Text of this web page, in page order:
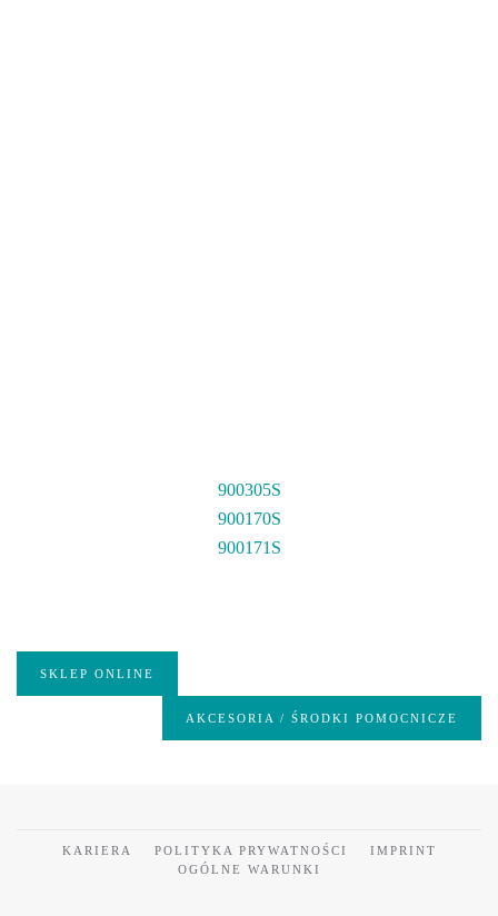
900305S
900170S
900171S
SKLEP ONLINE
AKCESORIA / ŚRODKI POMOCNICZE
KARIERA POLITYKA PRYWATNOŚCI
IMPRINT
OGÓLNE WARUNKI